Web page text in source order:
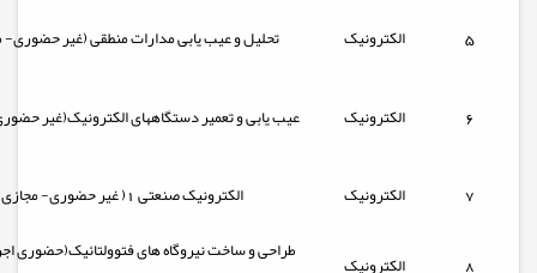
5
الکترونیک تحلیل و عیب یابی مدارات منطقی (غیر
6 الکترونیک عیب یابی و تعمیر دستگاههای الکترونیک(غیر
7 الکترونیک الکترونیک صنعتی 1( غیر حضوری- مجازی)
8 الکترونیک
طراحی و ساخت نیروگاه های فتوولتائیک(حضوری